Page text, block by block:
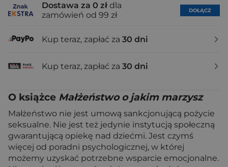
Dostawa za 0 zł dla
zamówień od 99 zł
DOŁĄCZ
Kup teraz, zapłać za 30 dni
Kup teraz, zapłać za 30 dni
O książce Małżeństwo o jakim marzysz
Małżeństwo nie jest umową sankcjonującą pożycie
seksualne. Nie jest też jedynie instytucją społeczną
gwarantującą opiekę nad dziećmi. Jest czymś
więcej od poradni psychologicznej, w której
możemy uzyskać potrzebne wsparcie emocjonalne.